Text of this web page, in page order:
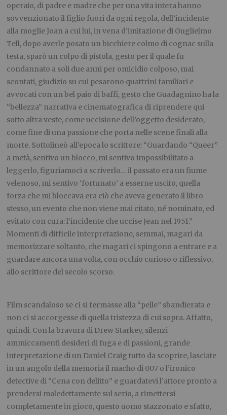
operaio, di padre e madre che per una vita intera hanno
sovvenzionato il figlio fuori da ogni regola, dell’incidente
alla moglie Joan a cui lui, in vena d’imitazione di Guglielmo
Tell, dopo averle posato un bicchiere colmo di cognac sulla
testa, sparò un colpo di pistola, gesto per il quale fu
condannato a soli due anni per omicidio colposo, mai
scontati, giudizio su cui pesarono quattrini familiari e
avvocati con un bel paio di baffi, gesto che Guadagnino ha la
“bellezza” narrativa e cinematografica di riprendere qui
sotto altra veste, come uccisione dell’oggetto desiderato,
come fine di una passione che porta nelle scene finali alla
morte. Sottolineò all’epoca lo scrittore: “Guardando “Queer”
a metà, sentivo un blocco, mi sentivo impossibilitato a
leggerlo, figuriamoci a scriverlo… il passato era un fiume
velenoso, mi sentivo ‘fortunato’ a esserne uscito, quella
forza che mi bloccava era ciò che aveva generato il libro
stesso, un evento che non viene mai citato, né nominato, ed
evitato con cura: l’incidente che uccise Jean nel 1951.”
Momenti di difficile interpretazione, semmai, magari da
memorizzare soltanto, che magari ci spingono a entrare e a
guardare ancora una volta, con occhio curioso o riflessivo,
allo scrittore del secolo scorso.
Film scandaloso se ci si fermasse alla “pelle” sbandierata e
non ci si accorgesse di quella tristezza di cui sopra. Affatto,
quindi. Con la bravura di Drew Starkey, silenzi
ammiccamenti desideri di fuga e di passioni, grande
interpretazione di un Daniel Craig tutto da scoprire, lasciate
in un angolo della memoria il macho di 007 o l’ironico
detective di “Cena con delitto” e guardatevi l’attore pronto a
prendersi maledettamente sul serio, a rimettersi
completamente in gioco, questo uomo stazzonato e sfatto,